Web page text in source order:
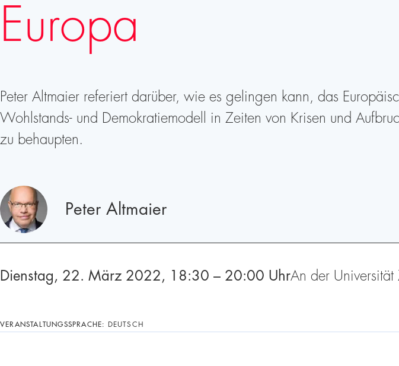
Europa
Peter Altmaier referiert darüber, wie es gelingen kann, das
Wohlstands- und Demokratiemodell in Zeiten von Krisen und
zu behaupten.
Peter Altmaier
Dienstag, 22. März 2022, 18:30 – 20:00 UhrAn der
VERANSTALTUNGSSPRACHE: DEUTSCH